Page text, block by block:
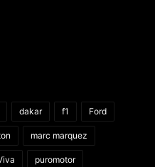
dakar f1 Ford
marc marquez
puromotor